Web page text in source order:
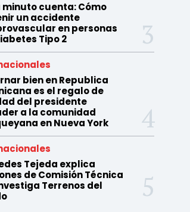
minuto cuenta: Cómo
un accidente
en personas
Tipo 2
bien en Republica
es el regalo de
del presidente
a la comunidad
en Nueva York
Tejeda explica
de Comisión Técnica
Terrenos del